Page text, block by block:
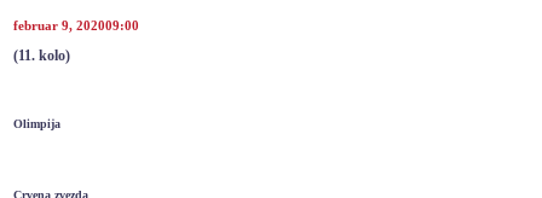
februar 9, 202009:00
(11. kolo)
Olimpija